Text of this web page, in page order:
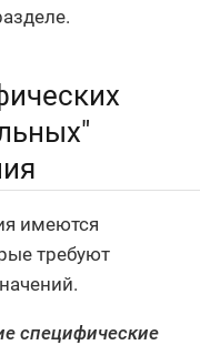
имеются
требуют
специфические